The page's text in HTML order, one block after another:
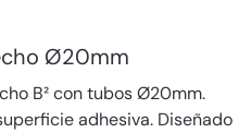
Ø20mm
B² con tubos Ø20mm.
adhesiva. Diseñado